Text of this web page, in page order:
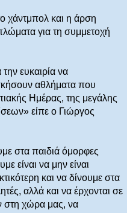
χάντμπολ και η άρση
για τη συμμετοχή
ευκαιρία να
αθλήματα που
Ημέρας, της μεγάλης
είπε ο Γιώργος
στα παιδιά όμορφες
είναι να μην είναι
και να δίνουμε στα
αλλά και να έρχονται σε
στη χώρα μας, να